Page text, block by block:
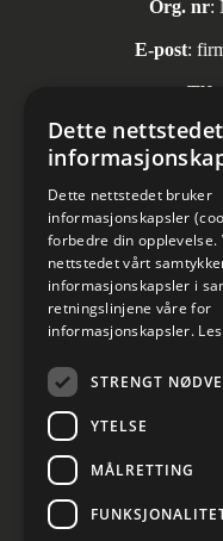
Org. nr:
E-post:
Tlf:
Automatisk
Forsidefoto:
Dette
Dette nettstedet bruker
informasjonskapsler
forbedre din opplevelse.
nettstedet vårt
informasjonskapsler i
retningslinjene våre for
informasjonskapsler.
STRENGT
YTELSE
MÅLRETTING